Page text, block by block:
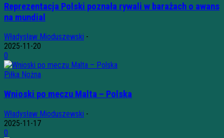
Reprezentacja Polski poznała rywali w barażach o awans
na mundial
Władysław Mioduszewski -
2025-11-20
0
Piłka Nożna
Wnioski po meczu Malta – Polska
Władysław Mioduszewski -
2025-11-17
0